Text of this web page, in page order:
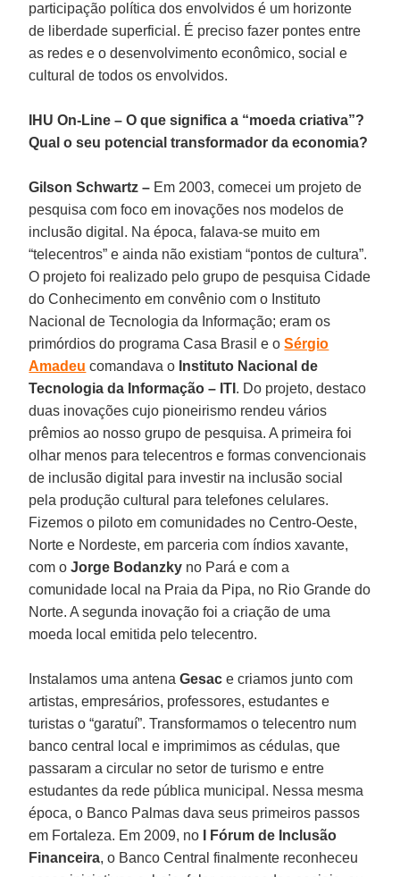
participação política dos envolvidos é um horizonte
de liberdade superficial. É preciso fazer pontes entre
as redes e o desenvolvimento econômico, social e
cultural de todos os envolvidos.
IHU On-Line – O que significa a “moeda criativa”?
Qual o seu potencial transformador da economia?
Gilson Schwartz – Em 2003, comecei um projeto de
pesquisa com foco em inovações nos modelos de
inclusão digital. Na época, falava-se muito em
“telecentros” e ainda não existiam “pontos de cultura”.
O projeto foi realizado pelo grupo de pesquisa Cidade
do Conhecimento em convênio com o Instituto
Nacional de Tecnologia da Informação; eram os
primórdios do programa Casa Brasil e oSérgio
Amadeu comandava o Instituto Nacional de
Tecnologia da Informação – ITI . Do projeto, destaco
duas inovações cujo pioneirismo rendeu vários
prêmios ao nosso grupo de pesquisa. A primeira foi
olhar menos para telecentros e formas convencionais
de inclusão digital para investir na inclusão social
pela produção cultural para telefones celulares.
Fizemos o piloto em comunidades no Centro-Oeste,
Norte e Nordeste, em parceria com índios xavante,
com o Jorge Bodanzky no Pará e com a
comunidade local na Praia da Pipa, no Rio Grande do
Norte. A segunda inovação foi a criação de uma
moeda local emitida pelo telecentro.
Instalamos uma antenaGesace criamos junto com
artistas, empresários, professores, estudantes e
turistas o “garatuí”. Transformamos o telecentro num
banco central local e imprimimos as cédulas, que
passaram a circular no setor de turismo e entre
estudantes da rede pública municipal. Nessa mesma
época, o Banco Palmas dava seus primeiros passos
em Fortaleza. Em 2009, no I Fórum de Inclusão
Financeira, o Banco Central finalmente reconheceu